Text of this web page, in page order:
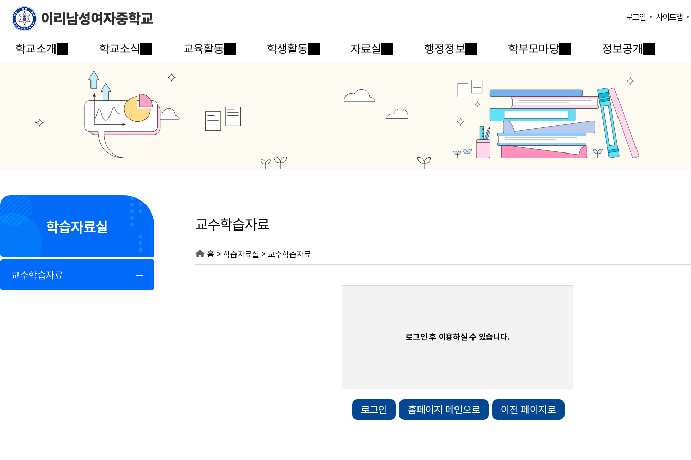
로그인
사이트맵
학교소개 학교소식 교육활동 학생활동 자료실 행정정보 학부모마당 정보공개
학습자료실
교수학습자료
교수학습자료
홈 > 학습자료실 > 교수학습자료
로그인 후 이용하실 수 있습니다.
로그인 홈페이지 메인으로 이전 페이지로